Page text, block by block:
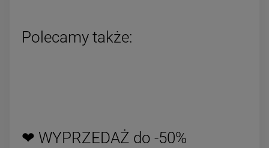
Polecamy także:
❤ WYPRZEDAŻ do -50%